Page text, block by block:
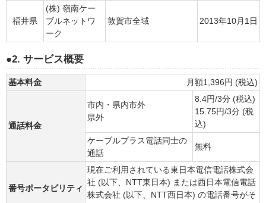
福井県
(株) 嶺南ケー
ブルネットワ
ーク
敦賀市全域 2013年10月1日
●2. サービス概要
基本料金 月額1,396円 (税込)
通話料金
市内・県内市外
県外
8.4円/3分 (税込)
15.75円/3分 (税
込)
ケーブルプラス電話同士の
通話
無料
番号ポータビリティ
現在ご利用されている東日本電信電話株式会
社 (以下、NTT東日本) または西日本電信電話
株式会社 (以下、NTT西日本) の電話番号がそ